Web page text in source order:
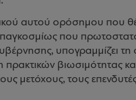
αυτού ορόσημου που
παγκοσμίως που
υπογραμμίζει τη
βιωσιμότητας
μετόχους, τους